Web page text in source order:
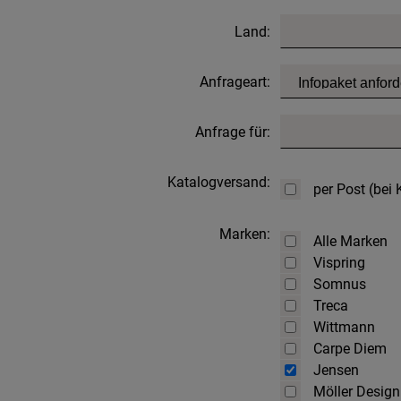
Land:
Anfrageart:
Anfrage für:
Katalogversand: per Post (bei
Marken:
Alle Marken
Vispring
Somnus
Treca
Wittmann
Carpe Diem
Jensen
Möller Design